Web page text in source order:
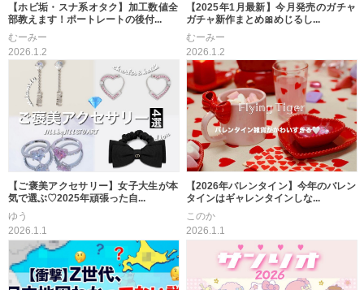
【ホビ垢・スナ系オタク】加工数値全
部教えます！ポートレートの後付...
むーみー
2026.1.2
【2025年1月最新】今月発売のガチャ
ガチャ新作まとめ🎀めじるし...
むーみー
2026.1.2
【ご褒美アクセサリー】女子大生が本
気で選ぶ♡2025年頑張った自...
ゆう
2026.1.1
【2026年バレンタイン】今年のバレン
タインはギャレンタインしな...
このか
2026.1.1